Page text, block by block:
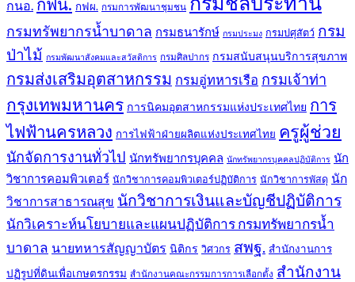
กนอ. กฟน. กฟผ. กรมการพัฒนาชุมชน
กรมทรัพยากรน้ำบาดาล กรมธนารักษ์ กรมประมง กรมปศุสัตว์ กรม
ป่าไม้ กรมพัฒนาสังคมและสวัสดิการ กรมศิลปากร กรมสนับสนุนบริการสุขภาพ
กรมส่งเสริมอุตสาหกรรม กรมอู่ทหารเรือ กรมเจ้าท่า
กรุงเทพมหานคร การนิคมอุตสาหกรรมแห่งประเทศไทย การ
ไฟฟ้านครหลวง การไฟฟ้าฝ่ายผลิตแห่งประเทศไทย ครูผู้ช่วย
นักจัดการงานทั่วไป นักทรัพยากรบุคคล นักทรัพยากรบุคคลปฏิบัติการ นัก
วิชาการคอมพิวเตอร์ นักวิชาการคอมพิวเตอร์ปฏิบัติการ นักวิชาการพัสดุ นัก
วิชาการสาธารณสุข นักวิชาการเงินและบัญชีปฏิบัติการ
นักวิเคราะห์นโยบายและแผนปฏิบัติการ กรมทรัพยากรน้ำ
บาดาล นายทหารสัญญาบัตร นิติกร วิศวกร สพฐ. สำนักงานการ
ปฏิรูปที่ดินเพื่อเกษตรกรรม สำนักงานคณะกรรมการการเลือกตั้ง สำนักงาน